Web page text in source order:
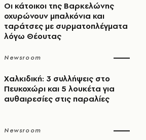
Οι κάτοικοι της Βαρκελώνης
οχυρώνουν μπαλκόνια και
ταράτσες με συρματοπλέγματα
λόγω Θέουτας
Newsroom
Χαλκιδική: 3 συλλήψεις στο
Πευκοχώρι και 5 λουκέτα για
αυθαιρεσίες στις παραλίες
Newsroom